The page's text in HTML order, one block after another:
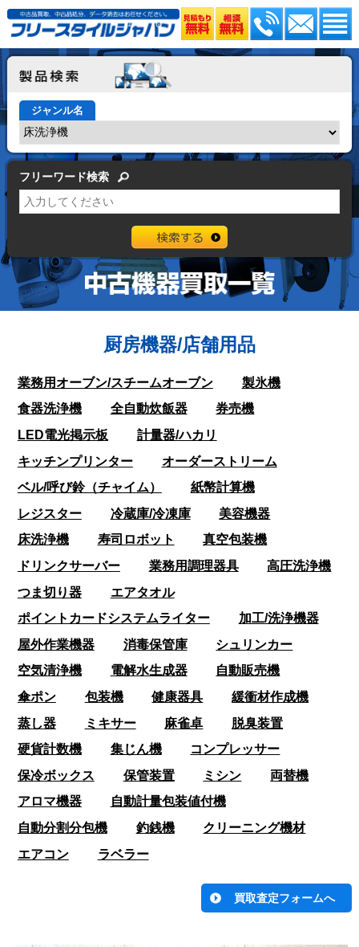
ジャンル名
フリーワード検索
厨房機器/店舗用品
業務用オーブン/スチームオーブン
製氷機
食器洗浄機
全自動炊飯器
券売機
LED電光掲示板
計量器/ハカリ
キッチンプリンター
オーダーストリーム
ベル/呼び鈴（チャイム）
紙幣計算機
レジスター
冷蔵庫/冷凍庫
美容機器
床洗浄機
寿司ロボット
真空包装機
ドリンクサーバー
業務用調理器具
高圧洗浄機
つま切り器
エアタオル
ポイントカードシステムライター
加工/洗浄機器
屋外作業機器
消毒保管庫
シュリンカー
空気清浄機
電解水生成器
自動販売機
傘ポン
包装機 健康器具
緩衝材作成機
蒸し器
ミキサー 麻雀卓
脱臭装置
硬貨計数機
集じん機
コンプレッサー
保冷ボックス
保管装置 ミシン
両替機
アロマ機器
自動計量包装値付機
自動分割分包機
釣銭機
クリーニング機材
エアコン
ラベラー